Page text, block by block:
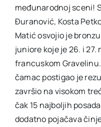
međunarodnoj sceni!
Đuranović, Kosta
Matić osvojio je
juniore koje je 26. i 27.
francuskom
čamac postigao je
završio na visokom
čak 15 najboljih
dodatno pojačava